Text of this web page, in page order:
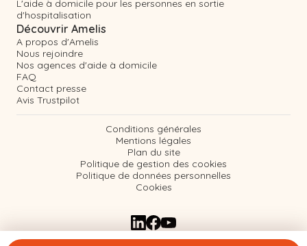
L'aide à domicile pour les personnes en sortie
d'hospitalisation
Découvrir Amelis
A propos d'Amelis
Nous rejoindre
Nos agences d'aide à domicile
FAQ
Contact presse
Avis Trustpilot
Conditions générales
Mentions légales
Plan du site
Politique de gestion des cookies
Politique de données personnelles
Cookies